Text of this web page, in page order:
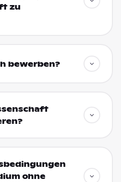
zu
bewerben?
ohne